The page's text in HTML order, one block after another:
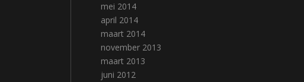
mei 2014
april 2014
maart 2014
november 2013
maart 2013
juni 2012